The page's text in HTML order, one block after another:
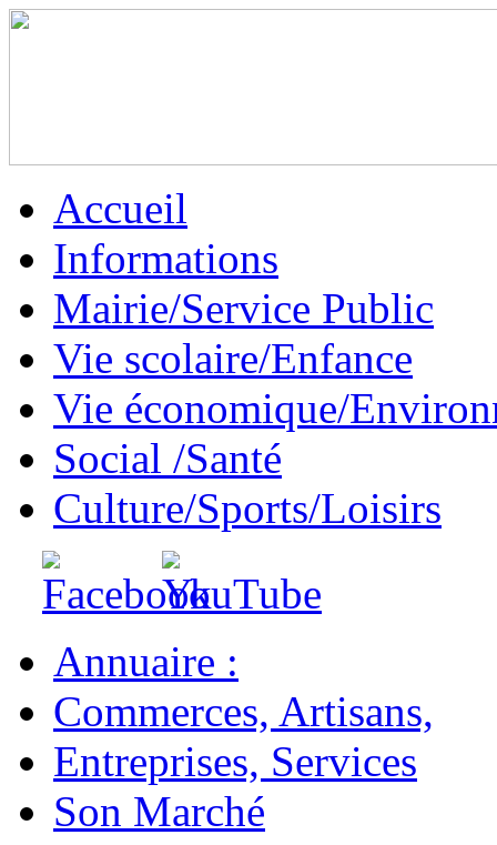
Accueil
Informations
Mairie/Service Public
Vie scolaire/Enfance
Vie économique/
Social /Santé
Culture/Sports/Loisirs
Annuaire :
Commerces, Artisans,
Entreprises, Services
Son Marché